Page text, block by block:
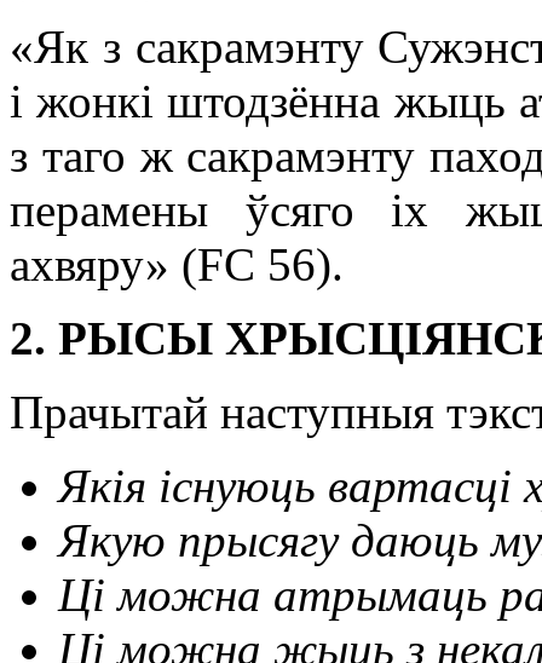
«Як з сакрамэнту
і жонкі штодзённа жыць
з таго ж сакрамэнту
перамены ўсяго іх
ахвяру» (FC 56).
2. РЫСЫ
Прачытай наступныя
Якія існуюць вартасці
Якую прысягу даюць
Ці можна атрымаць
Ці можна жыць з